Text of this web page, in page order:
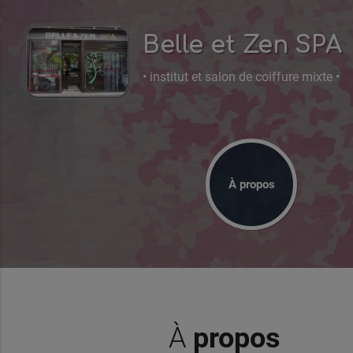
Belle et Zen SPA
• institut et salon de coiffure mixte •
À propos
À propos